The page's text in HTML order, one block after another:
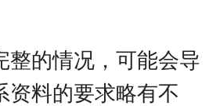
整的情况，可能会导
资料的要求略有不